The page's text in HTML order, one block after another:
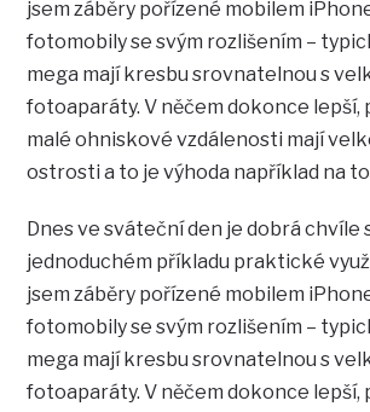
jsem záběry pořízené mobilem
fotomobily se svým rozlišením –
mega mají kresbu srovnatelnou s
fotoaparáty. V něčem dokonce lepší,
malé ohniskové vzdálenosti mají
ostrosti a to je výhoda například na
Dnes ve sváteční den je dobrá chvíle
jednoduchém příkladu praktické
jsem záběry pořízené mobilem
fotomobily se svým rozlišením –
mega mají kresbu srovnatelnou s
fotoaparáty. V něčem dokonce lepší,